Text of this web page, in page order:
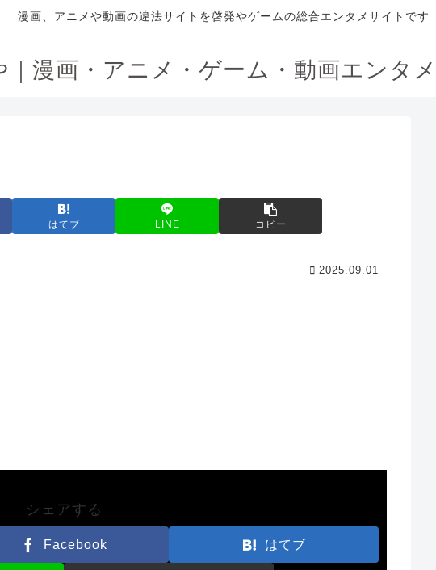
漫画、アニメや動画の違法サイトを啓発やゲームの総合エンタメサイトです
｜漫画・アニメ・ゲーム・動画エンタ
はてブ LINE コピー
2025.09.01
シェアする
Facebook はてブ